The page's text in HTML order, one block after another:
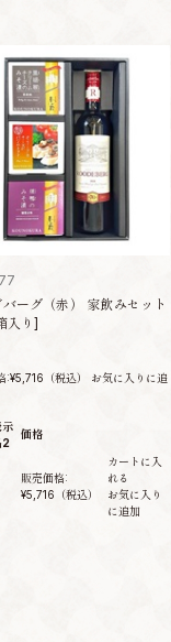
ーグ（赤） 家飲みセット
入り]
:¥5,716 （税込）
お気に入りに追
示
2
価格
販売価格:
¥5,716 （税込）
カートに入
れる
お気に入り
に追加